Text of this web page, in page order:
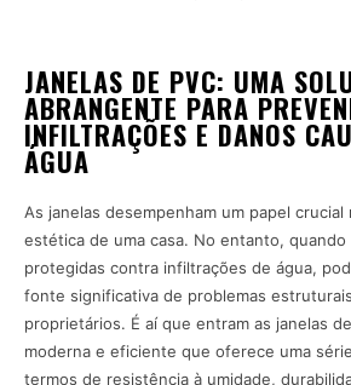
JANELAS DE PVC: UMA
ABRANGENTE PARA
INFILTRAÇÕES E DANOS
ÁGUA
As janelas desempenham um papel
estética de uma casa. No entanto,
protegidas contra infiltrações de água,
fonte significativa de problemas
proprietários. É aí que entram as janelas
moderna e eficiente que oferece uma
termos de resistência à umidade,